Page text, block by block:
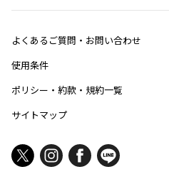
よくあるご質問・お問い合わせ
使用条件
ポリシー・約款・規約一覧
サイトマップ